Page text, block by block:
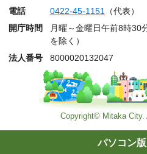
電話
0422-45-1151（代表）
開庁時間
月曜～金曜日午前8時30
を除く）
法人番号
8000020132047
Copyright© Mitaka City.
パソコン